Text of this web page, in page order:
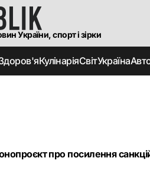
України, спорт і зірки
КулінаріяСвітУкраїна
про посилення